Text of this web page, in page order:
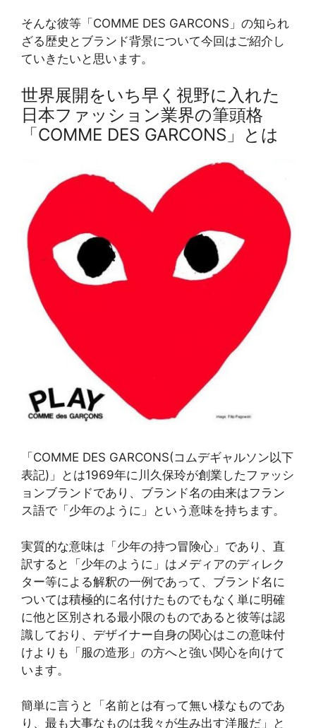
そんな彼等「COMME DES GARCONS」の知られ
ざる歴史とブランド背景について今回はご紹介し
ていきたいと思います。
世界展開をいち早く視野に入れた
日本ファッション業界の筆頭格
「COMME DES GARCONS」とは
「COMME DES GARCONS(コムデギャルソン以下
表記)」とは1969年に川久保玲が創業したファッシ
ョンブランドであり、ブランド名の由来はフラン
ス語で「少年のように」という意味を持ちます。
実質的な意味は「少年の持つ冒険心」であり、直
訳すると「少年のように」はメディアのディレク
ター等による解釈の一例であって、ブランド名に
ついては積極的に名付けたものでもなく単に明確
に他と区別される最小限のものであると彼等は認
識しており、デザイナー自身の関心はこの意味付
けよりも「服の造形」の方へと強い関心を向けて
います。
簡単に言うと「名前とは有って無い様なものであ
り、最も大事なものは我々が生み出す洋服だ」と